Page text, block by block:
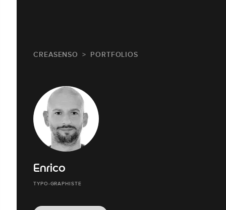
CREASENSO PORTFOLIOS
Enrico
TYPO-GRAPHISTE